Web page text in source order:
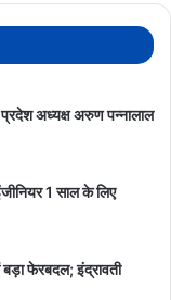
प्रदेश अध्यक्ष अरुण पन्नालाल
1 साल के लिए
फेरबदल; इंद्रावती